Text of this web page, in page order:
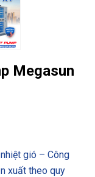
Megasun
gió – Công
xuất theo quy